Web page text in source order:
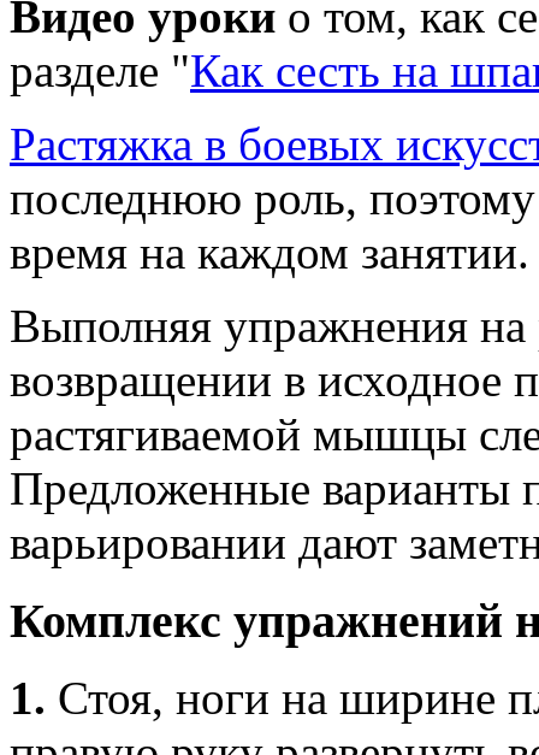
Видео уроки о том, как
разделе "Как сесть на
Растяжка в боевых
последнюю роль, поэтому
время на каждом занятии.
Выполняя упражнения на
возвращении в исходное
растягиваемой мышцы
Предложенные варианты
варьировании дают
Комплекс упражнений
1. Стоя, ноги на ширине